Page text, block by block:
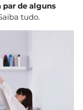
par de alguns
tudo.